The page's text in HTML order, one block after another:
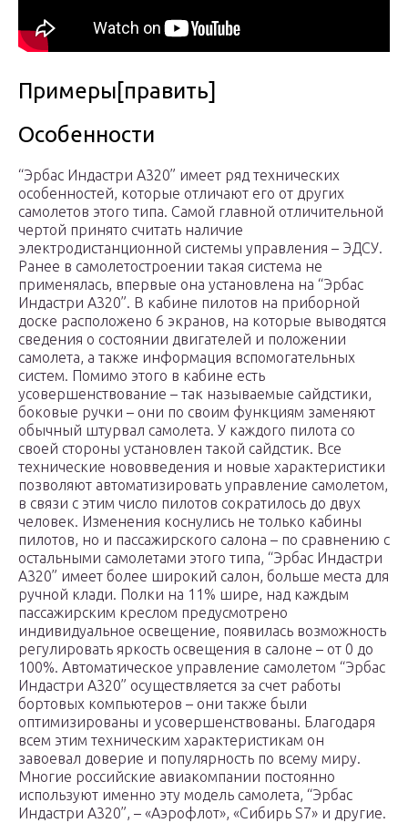
Примеры[править]
Особенности
“Эрбас Индастри А320” имеет ряд технических
особенностей, которые отличают его от других
самолетов этого типа. Самой главной отличительной
чертой принято считать наличие
электродистанционной системы управления – ЭДСУ.
Ранее в самолетостроении такая система не
применялась, впервые она установлена на “Эрбас
Индастри А320”. В кабине пилотов на приборной
доске расположено 6 экранов, на которые выводятся
сведения о состоянии двигателей и положении
самолета, а также информация вспомогательных
систем. Помимо этого в кабине есть
усовершенствование – так называемые сайдстики,
боковые ручки – они по своим функциям заменяют
обычный штурвал самолета. У каждого пилота со
своей стороны установлен такой сайдстик. Все
технические нововведения и новые характеристики
позволяют автоматизировать управление самолетом,
в связи с этим число пилотов сократилось до двух
человек. Изменения коснулись не только кабины
пилотов, но и пассажирского салона – по сравнению с
остальными самолетами этого типа, “Эрбас Индастри
А320” имеет более широкий салон, больше места для
ручной клади. Полки на 11% шире, над каждым
пассажирским креслом предусмотрено
индивидуальное освещение, появилась возможность
регулировать яркость освещения в салоне – от 0 до
100%. Автоматическое управление самолетом “Эрбас
Индастри А320” осуществляется за счет работы
бортовых компьютеров – они также были
оптимизированы и усовершенствованы. Благодаря
всем этим техническим характеристикам он
завоевал доверие и популярность по всему миру.
Многие российские авиакомпании постоянно
используют именно эту модель самолета, “Эрбас
Индастри А320”, – «Аэрофлот», «Сибирь S7» и другие.